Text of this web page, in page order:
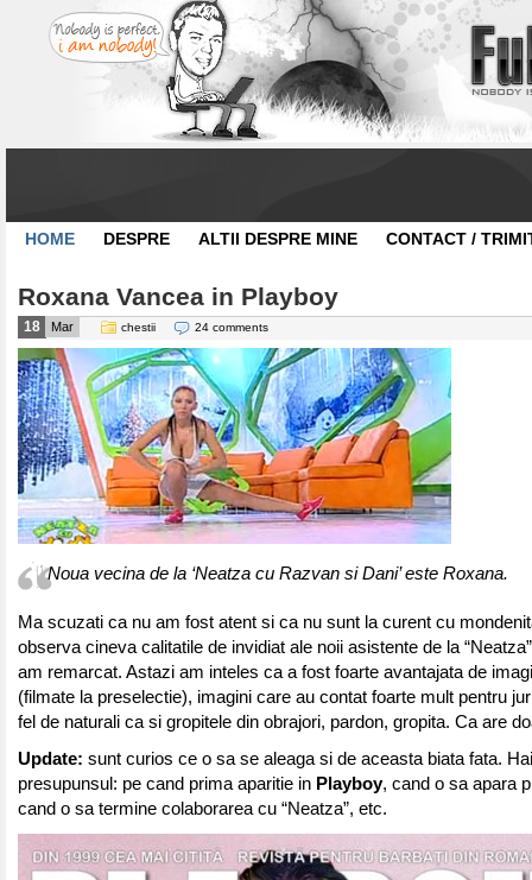
HOME DESPRE ALTII DESPRE MINE CONTACT /
Roxana Vancea in Playboy
18 Mar chestii 24 comments
Noua vecina de la ‘Neatza cu Razvan si Dani’ este Roxana.
Ma scuzati ca nu am fost atent si ca nu sunt la curent cu
observa cineva calitatile de invidiat ale noii asistente de la
am remarcat. Astazi am inteles ca a fost foarte avantajata de
(filmate la preselectie), imagini care au contat foarte mult pentru
fel de naturali ca si gropitele din obrajori, pardon, gropita. Ca are
Update: sunt curios ce o sa se aleaga si de aceasta biata fata.
presupunsul: pe cand prima aparitie in Playboy, cand o sa apara
cand o sa termine colaborarea cu “Neatza”, etc.